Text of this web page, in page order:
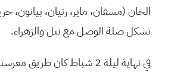
الخان (مسقان، ماير، رتيان، بيانون،
تشكل صلة الوصل مع نبل والزهراء.
في نهاية ليلة 2 شباط كان